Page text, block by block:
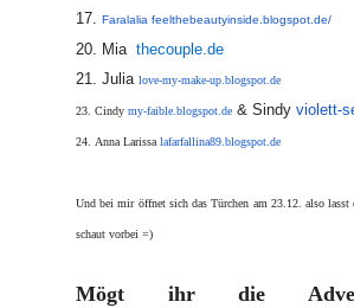
17. Faralalia feelthebeautyinside.blogspot.de/
20. Mia thecouple.de
21. Julia love-my-make-up.blogspot.de
23. Cindy my-faible.blogspot.de & Sindy violett-
24. Anna Larissalafarfallina89.blogspot.de
Und bei mir öffnet sich das Türchen am 23.12. also lasst
schaut vorbei =)
Mögt ihr die